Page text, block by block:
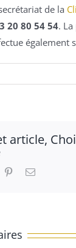
de la
20 80 54 54.
également
article,
PinterestEmail